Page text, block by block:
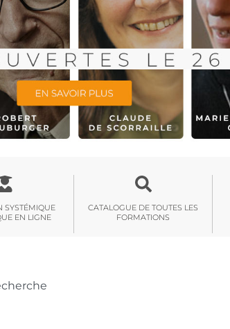
SYSTÉMIQUE
EN LIGNE
CATALOGUE DE TOUTES LES
FORMATIONS